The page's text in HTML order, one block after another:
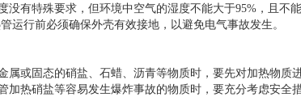
没有特殊要求，但环境中空气的湿度不能大于95%，且
运行前必须确保外壳有效接地，以避免电气事故发生。
属或固态的硝盐、石蜡、沥青等物质时，要先对加热物
加热硝盐等容易发生爆炸事故的物质时，要充分考虑安全措